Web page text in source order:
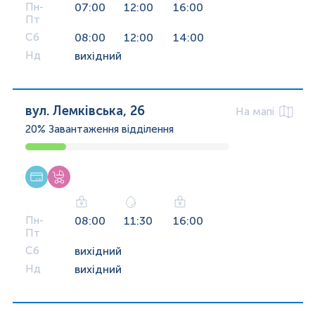
Пн-
Пт
07:00 12:00 16:00
Сб 08:00 12:00 14:00
Нд вихідний
вул. Лемківська, 26
На мапі
20% Завантаження відділення
Пн-
Пт
08:00 11:30 16:00
Сб вихідний
Нд вихідний